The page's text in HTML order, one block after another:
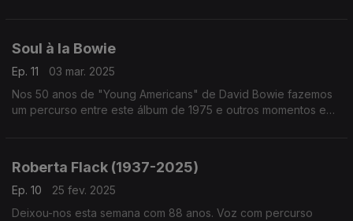
Soul à la Bowie
Ep. 11
03 mar. 2025
Nos 50 anos de "Young Americans" de David Bowie fazemos
um percurso entre este álbum de 1975 e outros momentos em
Roberta Flack (1937-2025)
Ep. 10
25 fev. 2025
Deixou-nos esta semana com 88 anos. Voz com percurso